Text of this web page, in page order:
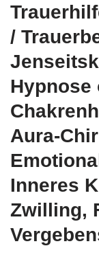
/
Hypnose
Aura-
Inneres
Zwilling,